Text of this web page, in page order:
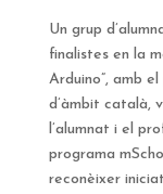
Un grup
finalistes en la
Arduino”, amb
d’àmbit català,
l’alumnat i el
programa
reconèixer